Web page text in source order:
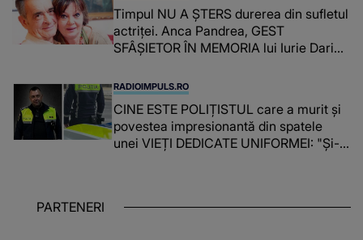
Timpul NU A ȘTERS durerea din sufletul
actriței. Anca Pandrea, GEST
SFÂȘIETOR ÎN MEMORIA lui Iurie Darie:
timpul parcă..."
RADIOIMPULS.RO
CINE ESTE POLIȚISTUL care a murit și
povestea impresionantă din spatele
unei VIEȚI DEDICATE UNIFORMEI: "Și-a
PARTENERI